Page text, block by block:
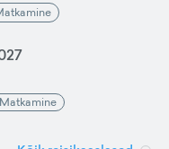
Matkamine